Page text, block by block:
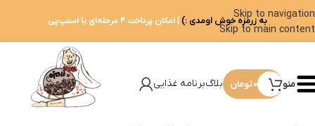
Skip to navigation
Skip to main content
به زرمزه خوش اومدی :) | امکان پرداخت ۴ مرحله‌ای با اسنپ‌پی
منو 0تومان بلاگبرنامه غذایی